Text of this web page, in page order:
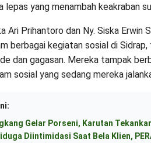
yang menambah keakraban
Ari Prihantoro dan Ny. Siska
berbagai kegiatan sosial di
dan gagasan. Mereka tampak
sosial yang sedang mereka
Gelar Porseni, Karutan
Diintimidasi Saat Bela Klien,